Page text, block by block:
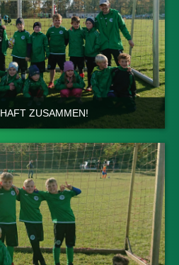
ZUSAMMEN!